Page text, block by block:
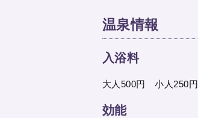
温泉情報
入浴料
大人500円 小人250円
効能